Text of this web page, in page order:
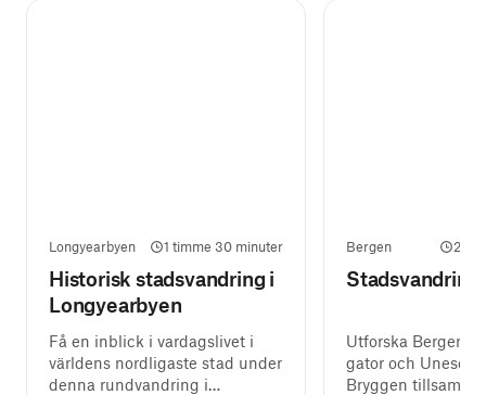
Longyearbyen 1 timme 30 minuter
Historisk stadsvandring i
Longyearbyen
Få en inblick i vardagslivet i
världens nordligaste stad under
denna rundvandring i
Bergen 2
Stadsvandring
Utforska Bergens
gator och
Bryggen